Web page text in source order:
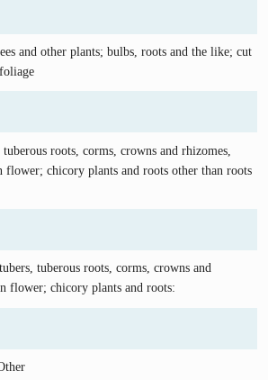
and other plants; bulbs, roots and the like; cut
roots, corms, crowns and rhizomes,
chicory plants and roots other than roots
tuberous roots, corms, crowns and
flower; chicory plants and roots: